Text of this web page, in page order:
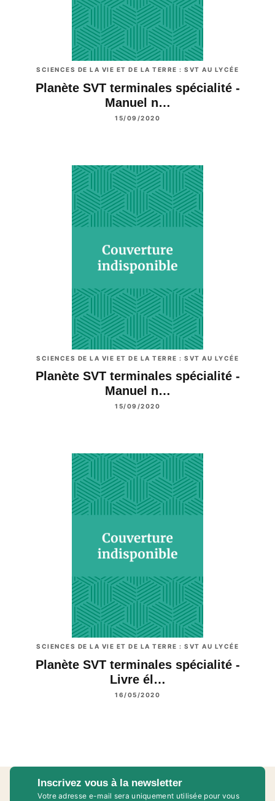
SCIENCES DE LA VIE ET DE LA TERRE : SVT AU LYCÉE
Planète SVT terminales spécialité -
Manuel n…
15/09/2020
SCIENCES DE LA VIE ET DE LA TERRE : SVT AU LYCÉE
Planète SVT terminales spécialité -
Manuel n…
15/09/2020
SCIENCES DE LA VIE ET DE LA TERRE : SVT AU LYCÉE
Planète SVT terminales spécialité -
Livre él…
16/05/2020
Inscrivez vous à la newsletter
Votre adresse e-mail sera uniquement utilisée pour vous